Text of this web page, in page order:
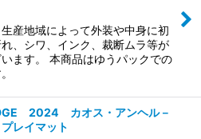
産地域によって外装や中身に初
、シワ、インク、裁断ムラ等が
ます。 本商品はゆうパックでの
2024 カオス・アンヘル－
レイマット